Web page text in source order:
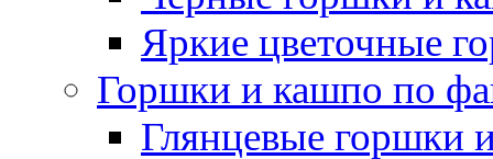
Яркие цветочные
Горшки и кашпо по
Глянцевые горшки